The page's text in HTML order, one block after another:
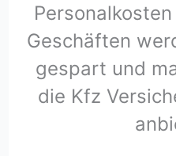
Geschäften
gespart und
die Kfz